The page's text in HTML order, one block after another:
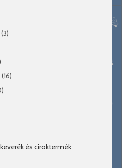
(3)
(16)
és ciroktermék